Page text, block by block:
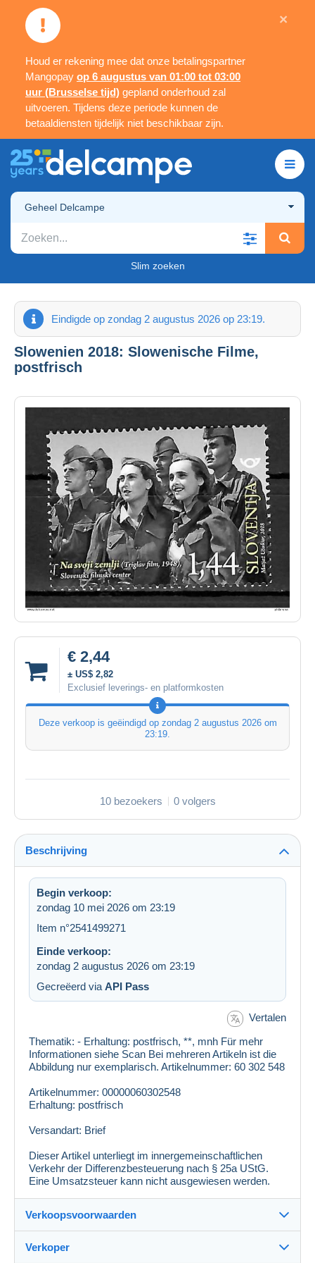
Houd er rekening mee dat onze betalingspartner
Mangopay op 6 augustus van 01:00 tot 03:00
uur (Brusselse tijd) gepland onderhoud zal
uitvoeren. Tijdens deze periode kunnen de
betaaldiensten tijdelijk niet beschikbaar zijn.
×
Geheel Delcampe
Slim zoeken
Eindigde op zondag 2 augustus 2026 op 23:19.
Slowenien 2018: Slowenische Filme,
postfrisch
€ 2,44
± US$ 2,82
Exclusief leverings- en platformkosten
Deze verkoop is geëindigd op zondag 2 augustus 2026 om
23:19.
10 bezoekers 0 volgers
Beschrijving
Begin verkoop:
zondag 10 mei 2026 om 23:19
Item n°2541499271
Einde verkoop:
zondag 2 augustus 2026 om 23:19
Gecreëerd via API Pass
Vertalen
Thematik: - Erhaltung: postfrisch, **, mnh Für mehr
Informationen siehe Scan Bei mehreren Artikeln ist die
Abbildung nur exemplarisch. Artikelnummer: 60 302 548
Artikelnummer: 00000060302548
Erhaltung: postfrisch
Versandart: Brief
Dieser Artikel unterliegt im innergemeinschaftlichen
Verkehr der Differenzbesteuerung nach § 25a UStG.
Eine Umsatzsteuer kann nicht ausgewiesen werden.
Verkoopsvoorwaarden
Details van de verkoopvoorwaarden
Verkoper